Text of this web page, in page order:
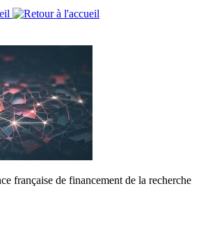
française de financement de la recherche